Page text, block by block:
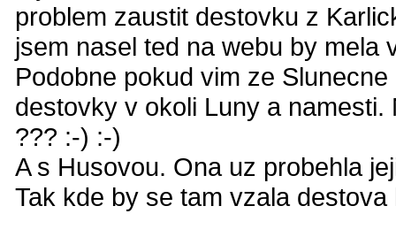
problem zaustit destovku z
jsem nasel ted na webu by
Podobne pokud vim ze
destovky v okoli Luny a
??? :-) :-)
A s Husovou. Ona uz probehla
Tak kde by se tam vzala